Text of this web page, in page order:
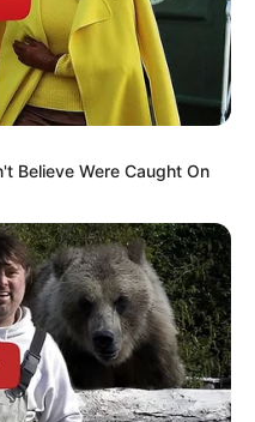
Believe Were Caught On